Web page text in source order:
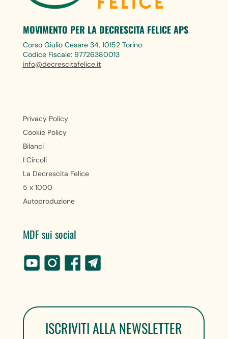
MOVIMENTO PER LA DECRESCITA FELICE APS
Corso Giulio Cesare 34, 10152 Torino
Codice Fiscale: 97726380013
info@decrescitafelice.it
Privacy Policy
Cookie Policy
Bilanci
I Circoli
La Decrescita Felice
5 x 1000
Autoproduzione
MDF sui social
ISCRIVITI ALLA NEWSLETTER